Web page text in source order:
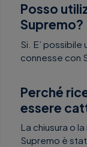
Posso
Supremo?
Si. E’
connesse con
Perché
essere
La chiusura o
Supremo è